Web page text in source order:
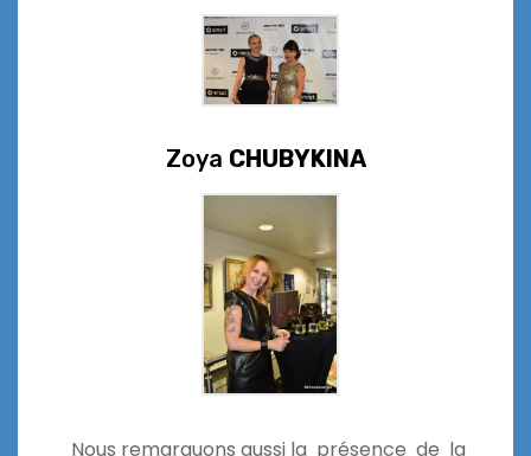
Zoya CHUBYKINA
Nous remarquons aussi la présence de la